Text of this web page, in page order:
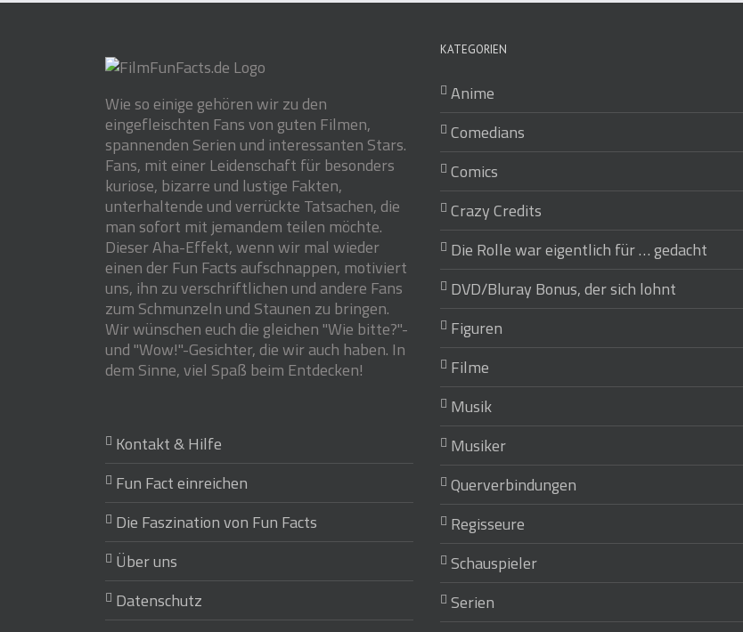
Wie so einige gehören wir zu den
eingefleischten Fans von guten Filmen,
spannenden Serien und interessanten Stars.
Fans, mit einer Leidenschaft für besonders
kuriose, bizarre und lustige Fakten,
unterhaltende und verrückte Tatsachen, die
man sofort mit jemandem teilen möchte.
Dieser Aha-Effekt, wenn wir mal wieder
einen der Fun Facts aufschnappen, motiviert
uns, ihn zu verschriftlichen und andere Fans
zum Schmunzeln und Staunen zu bringen.
Wir wünschen euch die gleichen "Wie bitte?"-
und "Wow!"-Gesichter, die wir auch haben. In
dem Sinne, viel Spaß beim Entdecken!
Kontakt & Hilfe
Fun Fact einreichen
Die Faszination von Fun Facts
Über uns
Datenschutz
KATEGORIEN
Anime
Comedians
Comics
Crazy Credits
Die Rolle war eigentlich für … gedacht
DVD/Bluray Bonus, der sich lohnt
Figuren
Filme
Musik
Musiker
Querverbindungen
Regisseure
Schauspieler
Serien